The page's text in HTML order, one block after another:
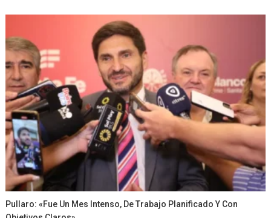
Pullaro: «Fue Un Mes Intenso, De Trabajo Planificado Y Con